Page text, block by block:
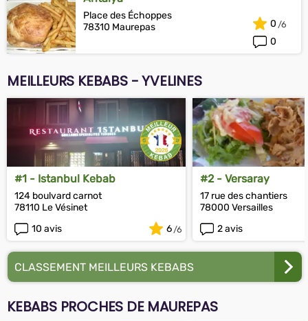
Place des Échoppes
78310 Maurepas
0
0
MEILLEURS KEBABS - YVELINES
#1 - Istanbul Kebab
124 boulvard carnot
78110 Le Vésinet
10 avis
6
#2 - Versaray
17 rue des chantiers
78000 Versailles
2 avis
CLASSEMENT MEILLEURS KEBABS
KEBABS PROCHES DE MAUREPAS